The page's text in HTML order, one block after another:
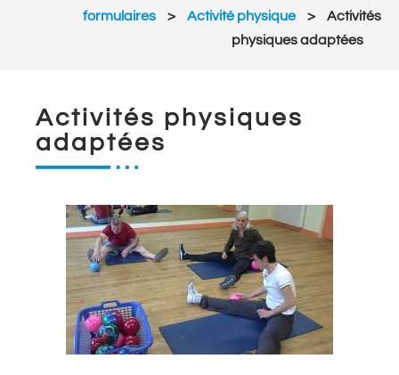
formulaires
> Activité physique >
Activités
physiques adaptées
Activités physiques
adaptées